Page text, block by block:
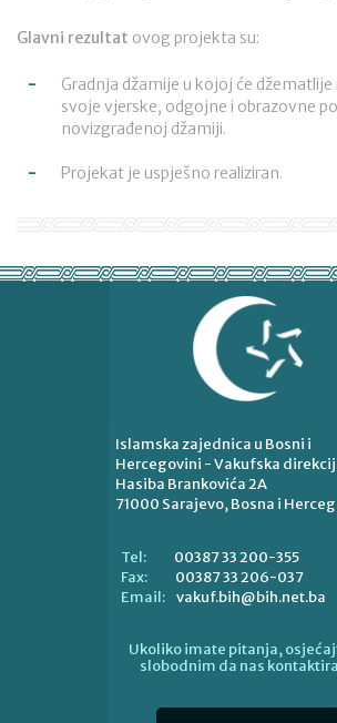
Glavni rezultat ovog projekta su:
Gradnja džamije u kojoj će džematlije
svoje vjerske, odgojne i obrazovne
novizgrađenoj džamiji.
Projekat je uspješno realiziran.
Islamska zajednica u Bosni i
Hercegovini - Vakufska
Hasiba Brankovića 2A
71000 Sarajevo, Bosna i
Tel:
00387 33 200-355
Fax:
00387 33 206-037
Email: vakuf.bih@bih.net.ba
Ukoliko imate pitanja,
slobodnim da nas